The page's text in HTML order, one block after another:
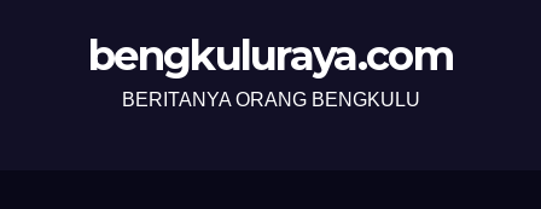
bengkuluraya.com
BERITANYA ORANG BENGKULU